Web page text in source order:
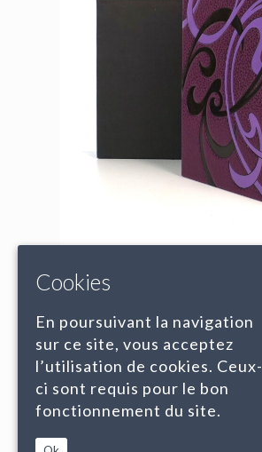
Cookies
En poursuivant la navigation
sur ce site, vous acceptez
l’utilisation de cookies. Ceux-
ci sont requis pour le bon
fonctionnement du site.